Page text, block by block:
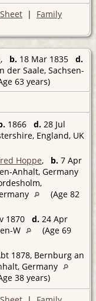
| Family
, b. 18 Mar 1835 d.
der Saale, Sachsen-
63 years)
1866 d. 28 Jul
England, UK
Hoppe, b. 7 Apr
Anhalt, Germany
(Age 82
1870 d. 24 Apr
W
(Age 69
1878, Bernburg an
Germany
38 years)